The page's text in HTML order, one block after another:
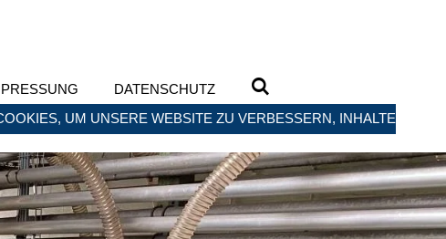
DATENSCHUTZ
UM UNSERE WEBSITE ZU VERBESSERN, INHALTE